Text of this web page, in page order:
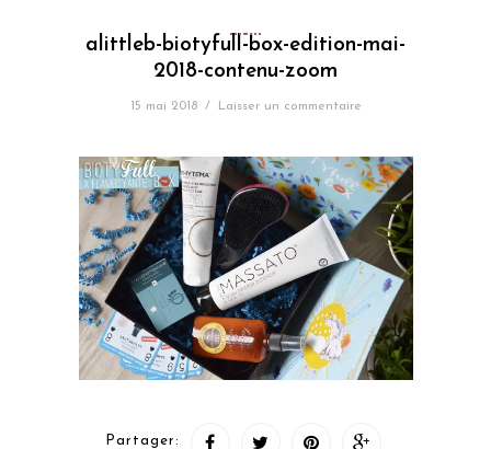
alittleb-biotyfull-box-edition-mai-
2018-contenu-zoom
15 mai 2018 / Laisser un commentaire
Partager: